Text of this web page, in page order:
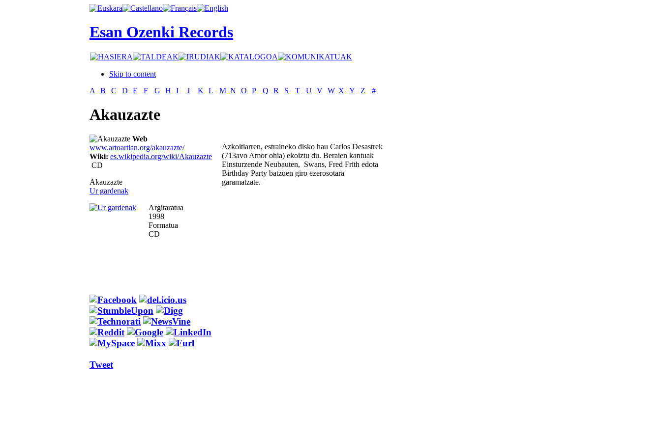
Esan Ozenki Records
Skip to content
A
B C D E F G H I J K L M N O P Q R S T U V W X Y Z #
Akauzazte
Web
www.artoartian.org/akauzazte/
Wiki: es.wikipedia.org/wiki/Akauzazte
CD
Akauzazte
Ur gardenak
Argitaratua
1998
Formatua
CD
Tweet
Azkoitiarren, estraineko disko hau Carlos Desastrek
(713avo Amor ohia) ekoiztu du. Beraien kantuak
Einsturzende Neubauten, Swans, Fred Frith edota
Birthday Party batzuen giro ezerosotara
garamatzate.